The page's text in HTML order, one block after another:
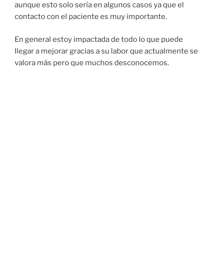
aunque esto solo sería en algunos casos ya que el
contacto con el paciente es muy importante.
En general estoy impactada de todo lo que puede
llegar a mejorar gracias a su labor que actualmente se
valora más pero que muchos desconocemos.